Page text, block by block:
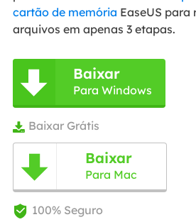
cartão de memória EaseUS para
arquivos em apenas 3 etapas.
 Baixar
Para Windows
 Baixar Grátis
 Baixar
Para Mac
 100% Seguro